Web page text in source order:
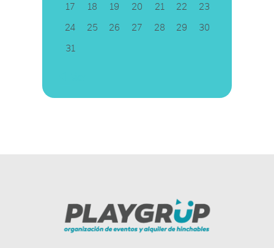
17
18 19 20 21 22
23
24
25 26 27 28 29
30
31